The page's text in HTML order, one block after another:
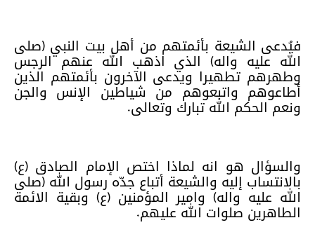
فيُدعى الشيعة بأئمتهم من أهل بيت النبي (صلى
الله عليه واله) الذي اذهب الله عنهم الرجس
وطهرهم تطهيرا ويدعى الآخرون بأئمتهم الذين
أطاعوهم واتبعوهم من شياطين الإنس والجن
ونعم الحكم الله تبارك وتعالى.
والسؤال هو انه لماذا اختص الإمام الصادق (ع)
بالانتساب إليه والشيعة أتباع جدّه رسول الله (صلى
الله عليه واله) وامير المؤمنين (ع) وبقية الائمة
الطاهرين صلوات الله عليهم.